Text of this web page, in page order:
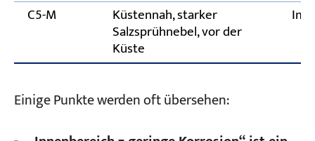
C5-M Küstennah, starker
Salzsprühnebel, vor der
Küste
Im
Einige Punkte werden oft übersehen: